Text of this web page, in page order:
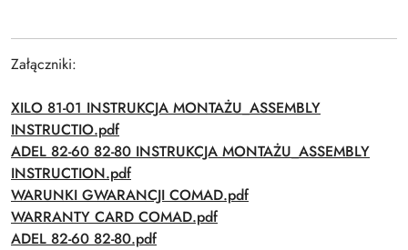
Załączniki:
XILO 81-01 INSTRUKCJA MONTAŻU_ASSEMBLY
INSTRUCTIO.pdf
ADEL 82-60 82-80 INSTRUKCJA MONTAŻU_ASSEMBLY
INSTRUCTION.pdf
WARUNKI GWARANCJI COMAD.pdf
WARRANTY CARD COMAD.pdf
ADEL 82-60 82-80.pdf